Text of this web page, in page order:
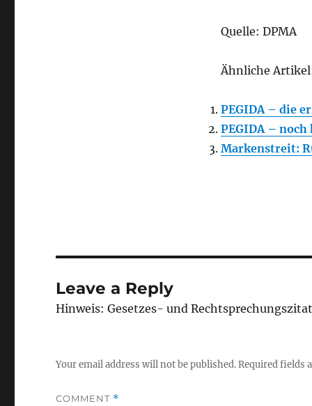
Quelle: DPMA
Ähnliche
PEGIDA – die
PEGIDA –
Markenstreit:
Leave a Reply
Hinweis: Gesetzes- und
Your email address will not be published.Required fields
COMMENT *